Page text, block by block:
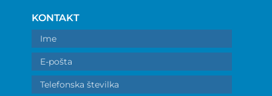
KONTAKT